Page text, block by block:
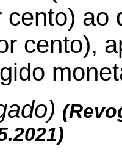
cento) ao
cento),